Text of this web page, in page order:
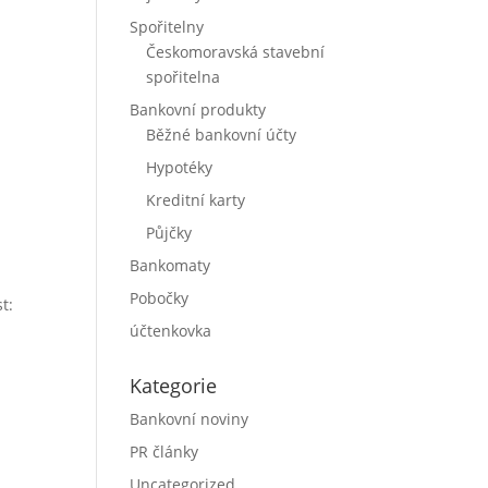
Spořitelny
Českomoravská stavební
spořitelna
Bankovní produkty
Běžné bankovní účty
Hypotéky
Kreditní karty
Půjčky
Bankomaty
Pobočky
účtenkovka
Kategorie
Bankovní noviny
PR články